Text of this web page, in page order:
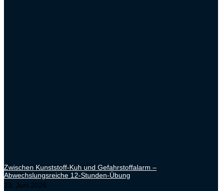
Zwischen Kunststoff-Kuh und Gefahrstoffalarm –
Abwechslungsreiche 12-Stunden-Übung
23. Juni 2026